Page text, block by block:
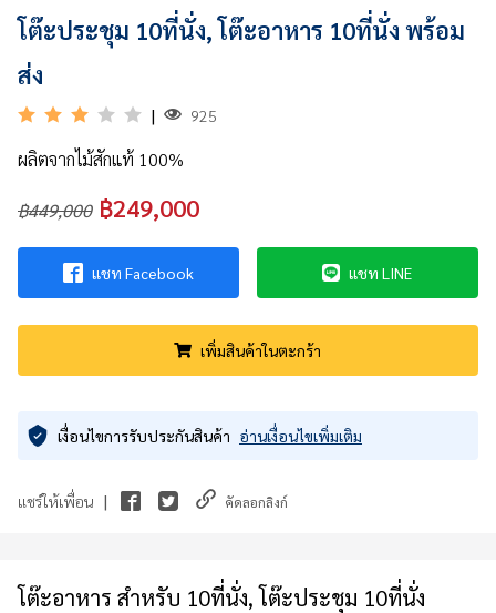
รู้จัก
เรา
ติดต่อ
โต๊ะประชุม 10ที่นั่ง, โต๊ะอาหาร 10ที่นั่ง พร้อม
ส่ง
| 925
ผลิตจากไม้สักแท้ 100%
฿449,000 ฿249,000
แชท Facebook แชท LINE
เพิ่มสินค้าในตะกร้า
เงื่อนไขการรับประกันสินค้า อ่านเงื่อนไขเพิ่มเติม
แชร์ให้เพื่อน | คัดลอกลิงก์
โต๊ะอาหาร สำหรับ 10ที่นั่ง, โต๊ะประชุม 10ที่นั่ง